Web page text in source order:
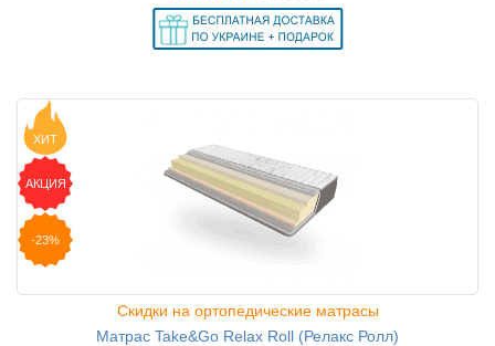
ХИТ
АКЦИЯ
-23%
Скидки на ортопедические матрасы
Матрас Take&Go Relax Roll (Релакс Ролл)